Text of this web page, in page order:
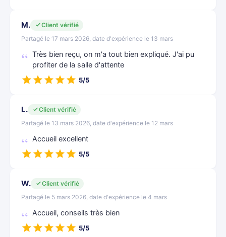
M.
Client vérifié
Partagé le 17 mars 2026, date d'expérience le 13 mars
Très bien reçu, on m'a tout bien expliqué. J'ai pu
profiter de la salle d'attente
5/5
L.
Client vérifié
Partagé le 13 mars 2026, date d'expérience le 12 mars
Accueil excellent
5/5
W.
Client vérifié
Partagé le 5 mars 2026, date d'expérience le 4 mars
Accueil, conseils très bien
5/5